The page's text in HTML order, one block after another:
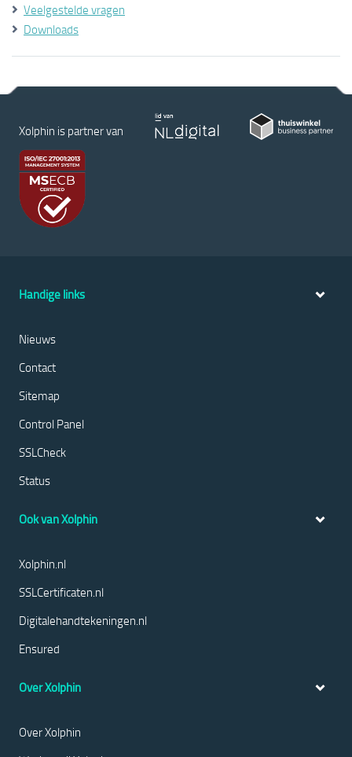
Veelgestelde vragen
Downloads
Xolphin is partner van
Handige links
Nieuws
Contact
Sitemap
Control Panel
SSLCheck
Status
Ook van Xolphin
Xolphin.nl
SSLCertificaten.nl
Digitalehandtekeningen.nl
Ensured
Over Xolphin
Over Xolphin